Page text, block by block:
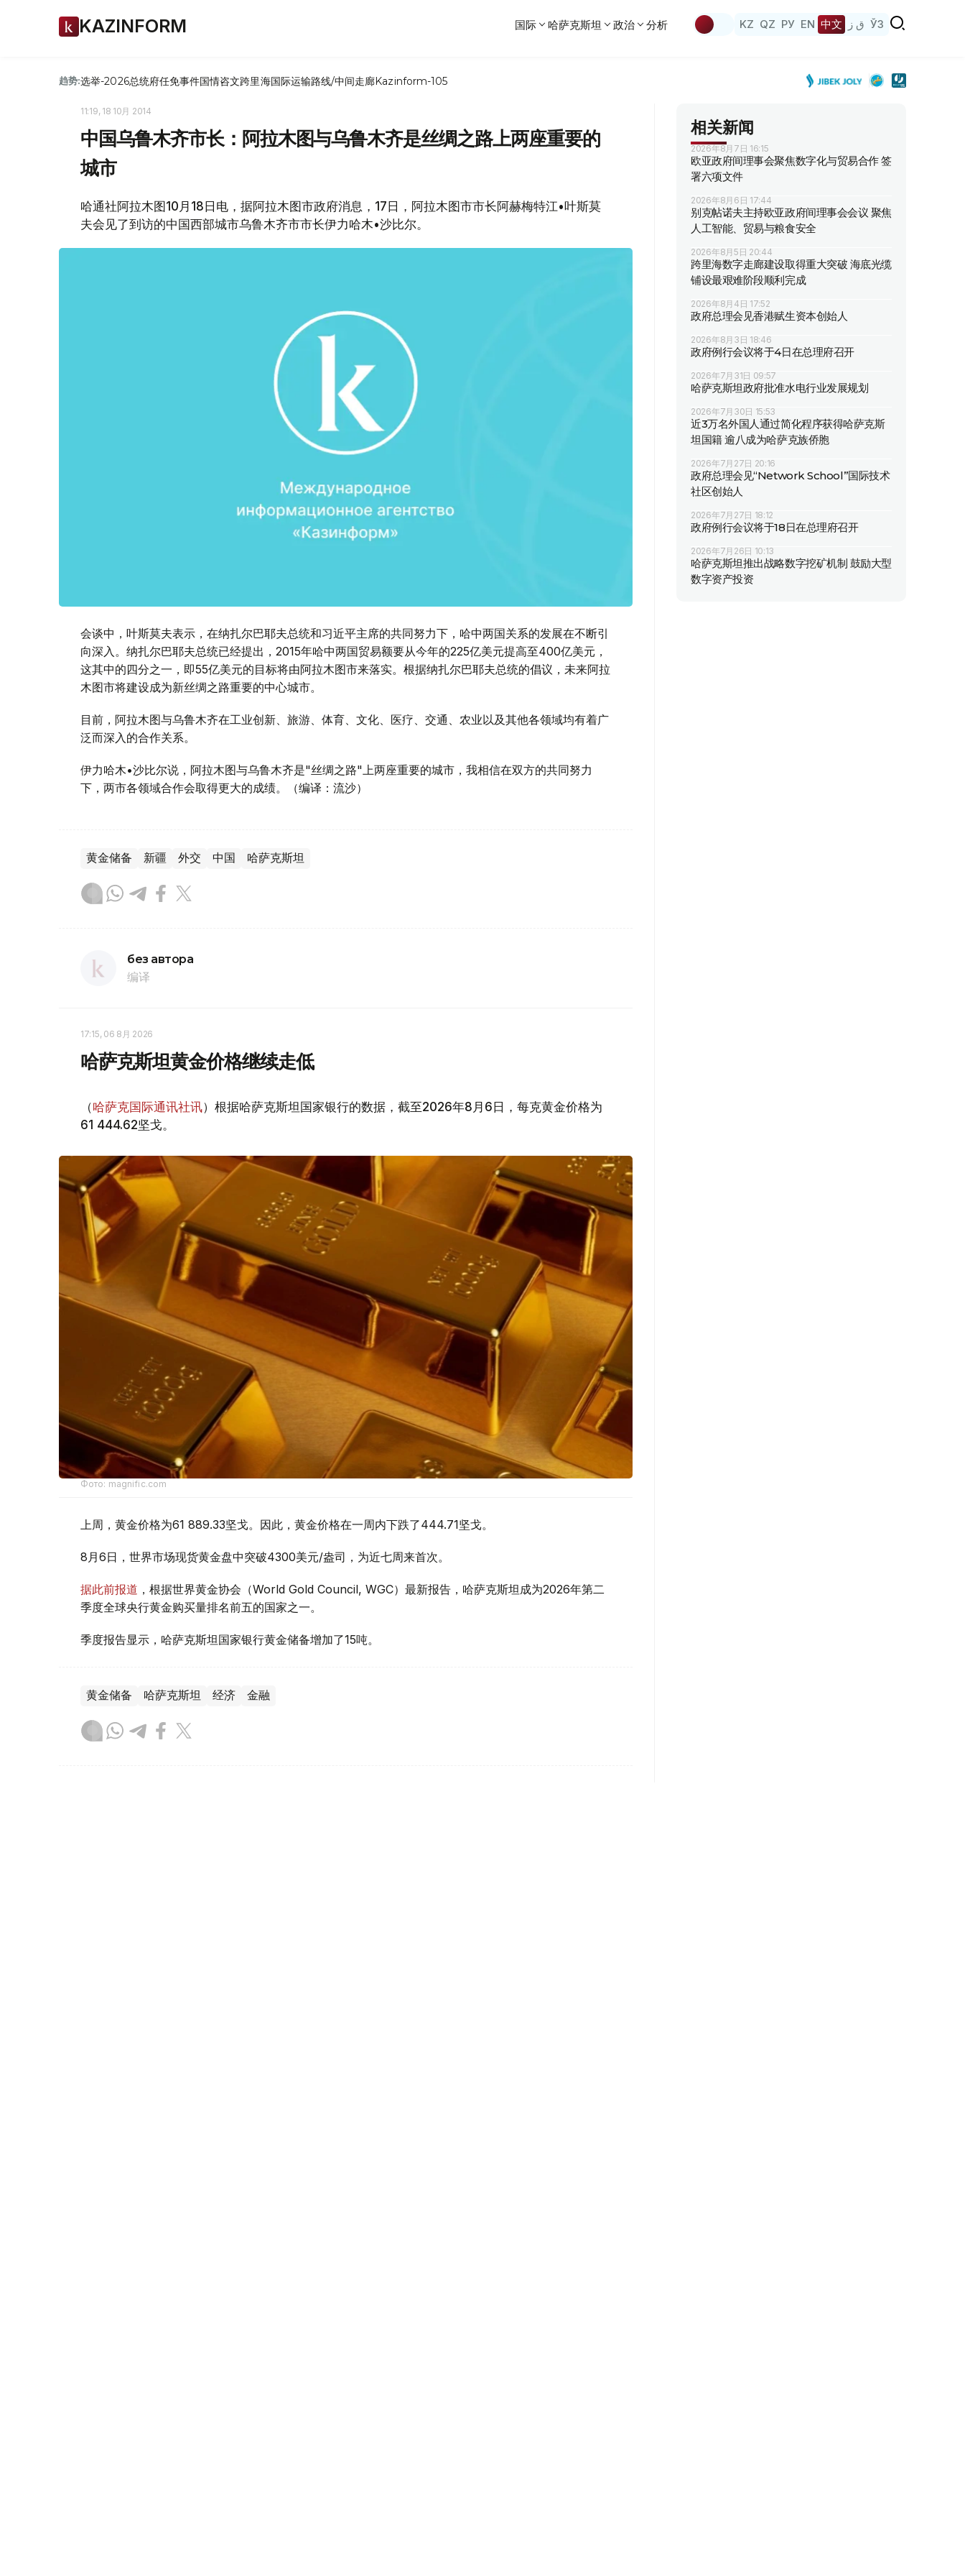
KAZINFORM 国际 哈萨克斯坦 政治 分析 KZ QZ РУ EN 中文 ق ز ЎЗ
趋势:选举-2026总统府任免事件国情咨文跨里海国际运输路线/中间走廊Kazinform-105
11:19, 18 10月 2014
中国乌鲁木齐市长：阿拉木图与乌鲁木齐是丝绸之路上两座重要的
城市
哈通社阿拉木图10月18日电，据阿拉木图市政府消息，17日，阿拉木图市市长阿赫梅特江•叶斯莫
夫会见了到访的中国西部城市乌鲁木齐市市长伊力哈木•沙比尔。
会谈中，叶斯莫夫表示，在纳扎尔巴耶夫总统和习近平主席的共同努力下，哈中两国关系的发展在不断引
向深入。纳扎尔巴耶夫总统已经提出，2015年哈中两国贸易额要从今年的225亿美元提高至400亿美元，
这其中的四分之一，即55亿美元的目标将由阿拉木图市来落实。根据纳扎尔巴耶夫总统的倡议，未来阿拉
木图市将建设成为新丝绸之路重要的中心城市。
目前，阿拉木图与乌鲁木齐在工业创新、旅游、体育、文化、医疗、交通、农业以及其他各领域均有着广
泛而深入的合作关系。
伊力哈木•沙比尔说，阿拉木图与乌鲁木齐是"丝绸之路"上两座重要的城市，我相信在双方的共同努力
下，两市各领域合作会取得更大的成绩。（编译：流沙）
黄金储备 新疆 外交 中国 哈萨克斯坦
без автора
编译
17:15, 06 8月 2026
哈萨克斯坦黄金价格继续走低
（哈萨克国际通讯社讯）根据哈萨克斯坦国家银行的数据，截至2026年8月6日，每克黄金价格为
61 444.62坚戈。
Фото: magnific.com
上周，黄金价格为61 889.33坚戈。因此，黄金价格在一周内下跌了444.71坚戈。
8月6日，世界市场现货黄金盘中突破4300美元/盎司，为近七周来首次。
据此前报道 ，根据世界黄金协会（World Gold Council, WGC）最新报告，哈萨克斯坦成为2026年第二
季度全球央行黄金购买量排名前五的国家之一。
季度报告显示，哈萨克斯坦国家银行黄金储备增加了15吨。
黄金储备 哈萨克斯坦 经济 金融
相关新闻
2026年8月7日 16:15
欧亚政府间理事会聚焦数字化与贸易合作 签
署六项文件
2026年8月6日 17:44
别克帖诺夫主持欧亚政府间理事会会议 聚焦
人工智能、贸易与粮食安全
2026年8月5日 20:44
跨里海数字走廊建设取得重大突破 海底光缆
铺设最艰难阶段顺利完成
2026年8月4日 17:52
政府总理会见香港赋生资本创始人
2026年8月3日 18:46
政府例行会议将于4日在总理府召开
2026年7月31日 09:57
哈萨克斯坦政府批准水电行业发展规划
2026年7月30日 15:53
近3万名外国人通过简化程序获得哈萨克斯
坦国籍 逾八成为哈萨克族侨胞
2026年7月27日 20:16
政府总理会见“Network School”国际技术
社区创始人
2026年7月27日 18:12
政府例行会议将于18日在总理府召开
2026年7月26日 10:13
哈萨克斯坦推出战略数字挖矿机制 鼓励大型
数字资产投资